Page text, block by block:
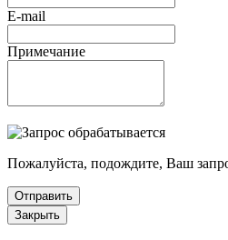
E-mail
Примечание
Пожалуйста, подождите, Ваш
Отправить
Закрыть